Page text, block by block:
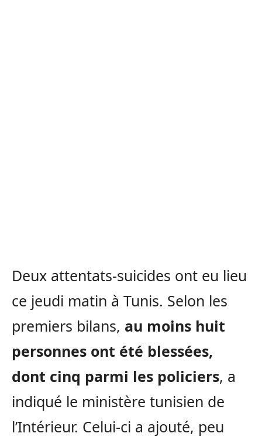
Deux attentats-suicides ont eu lieu
ce jeudi matin à Tunis. Selon les
premiers bilans, au moins huit
personnes ont été blessées,
dont cinq parmi les policiers, a
indiqué le ministère tunisien de
l’Intérieur. Celui-ci a ajouté, peu